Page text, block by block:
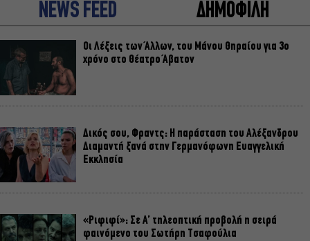
NEWS FEED ΔΗΜΟΦΙΛΗ
Οι Λέξεις των Άλλων, του Μάνου Θηραίου για 3ο
χρόνο στο Θέατρο Άβατον
Δικός σου, Φραντς: Η παράσταση του Αλέξανδρου
Διαμαντή ξανά στην Γερμανόφωνη Ευαγγελική
Εκκλησία
«Ριφιφί»: Σε Α’ τηλεοπτική προβολή η σειρά
φαινόμενο του Σωτήρη Τσαφούλια